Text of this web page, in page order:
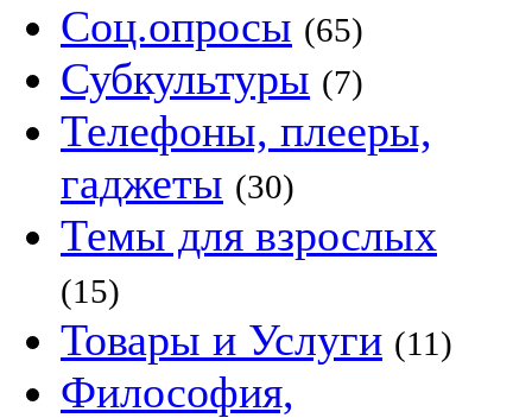
Соц.опросы (65)
Субкультуры (7)
Телефоны, плееры,
гаджеты (30)
Темы для взрослых
(15)
Товары и Услуги (11)
Философия,